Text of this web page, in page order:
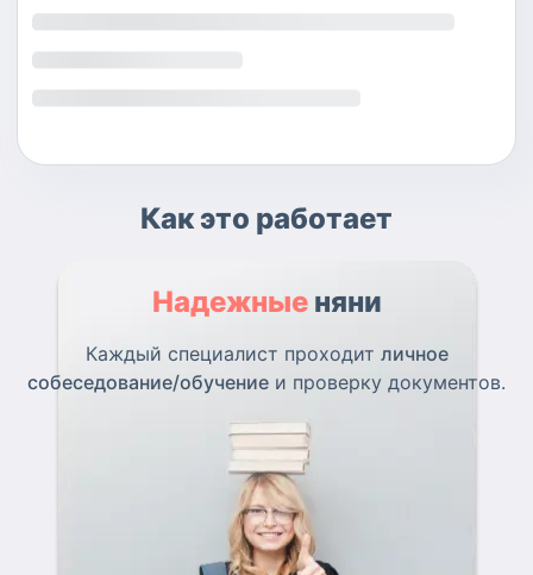
Как это работает
Надежные няни
Каждый специалист проходит личное
собеседование/обучение и проверку документов.